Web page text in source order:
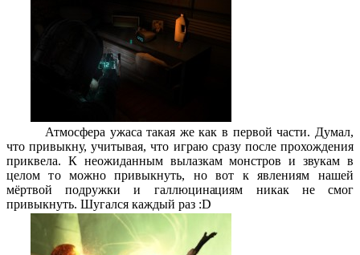
Атмосфера ужаса такая же как в первой части. Думал,
что привыкну, учитывая, что играю сразу после прохождения
приквела. К неожиданным вылазкам монстров и звукам в
целом то можно привыкнуть, но вот к явлениям нашей
мёртвой подружки и галлюцинациям никак не смог
привыкнуть. Шугался каждый раз :D